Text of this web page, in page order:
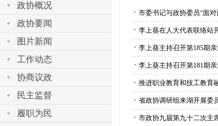
政协概况
政协要闻
图片新闻
工作动态
协商议政
民主监督
履职为民
· 市委书记与政协委员“面
· 李上葵在人大代表联络站
· 李上葵主持召开第185期
· 李上葵主持召开第181期
· 推进职业教育和技工教育
· 省政协调研组来湖开展委
· 市政协九届第九十二次主